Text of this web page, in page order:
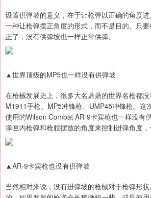
设置供弹坡的意义，在于让枪弹以正确的角度
一种让枪弹摆正角度的形式，而不是目的。只
正了，没有供弹坡也一样正常供弹。
▲世界顶级的MP5也一样没有供弹坡
在枪械发展史上，很多大名鼎鼎的世界名枪都
M1911手枪、MP5冲锋枪、UMP45冲锋枪。这
使用的Wilson Combat AR-9卡宾枪也一样没有
弹匣内枪弹和枪膛摆放的角度来控制进弹角度，
▲AR-9卡宾枪也没有供弹坡
当然相对来说，没有进弹坡的枪械对于枪弹形